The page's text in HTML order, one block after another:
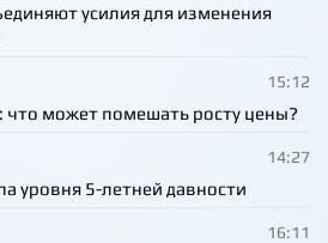
усилия для изменения
15:12
что может помешать росту цены?
14:27
уровня 5-летней давности
16:11